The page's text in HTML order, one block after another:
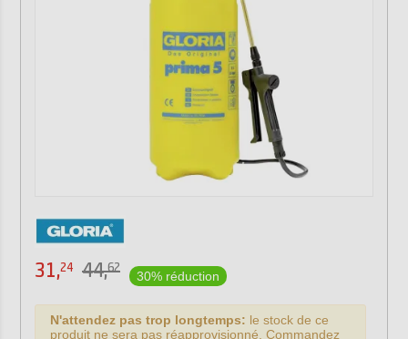
31,24 44,62
30% réduction
N'attendez pas trop longtemps: le stock de ce
produit ne sera pas réapprovisionné. Commandez